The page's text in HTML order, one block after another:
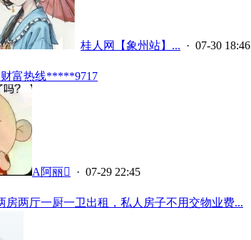
桂人网【象州站】... · 07-30 18:46
富热线*****9717
A阿丽
· 07-29 22:45
房两厅一厨一卫出租，私人房子不用交物业费...